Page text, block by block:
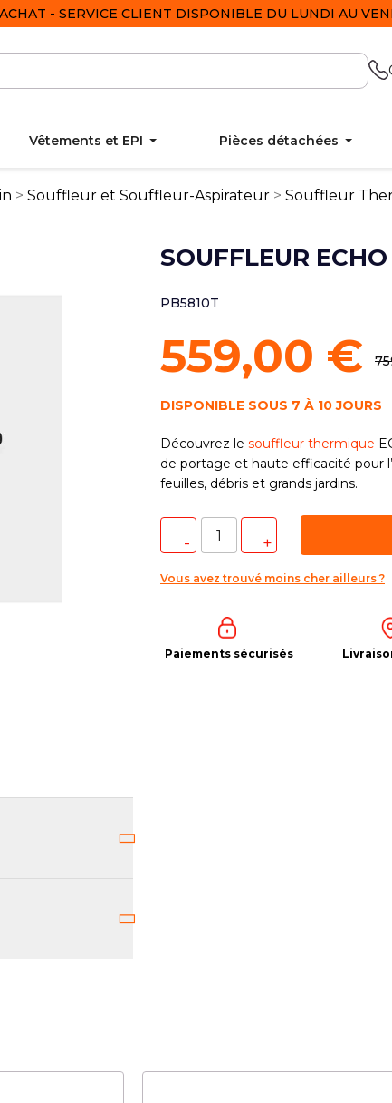
- SERVICE CLIENT DISPONIBLE DU LUNDI AU
Vêtements et EPI Pièces détachées
Souffleur et Souffleur-Aspirateur
Souffleur
SOUFFLEUR
PB5810T
559,00 €
DISPONIBLE SOUS 7 À 10 JOURS
Découvrez le souffleur thermique
de portage et haute efficacité pour
feuilles, débris et grands jardins.
Vous avez trouvé moins cher ailleurs ?
Paiements sécurisés